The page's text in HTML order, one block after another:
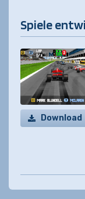
Spiele
Download